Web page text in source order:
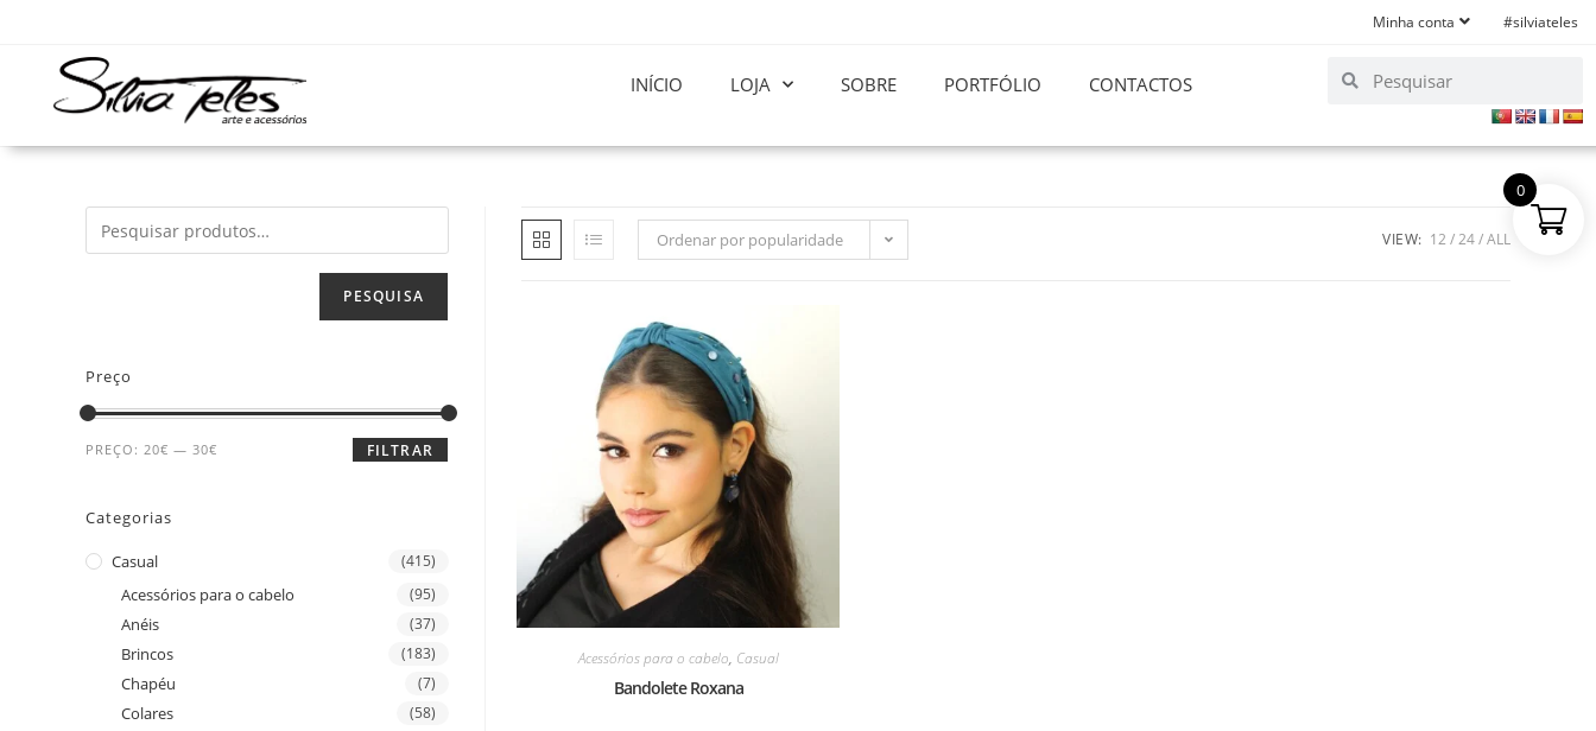
Minha conta #silviateles
INÍCIO LOJA SOBRE PORTFÓLIO CONTACTOS
Ordenar por popularidade VIEW: 12 24 ALL
Acessórios para o cabelo, Casual
Bandolete Roxana
PESQUISA
Preço
FILTRAR
PREÇO: 20€ — 30€
Categorias
Casual (415)
Acessórios para o cabelo (95)
Anéis (37)
Brincos (183)
Chapéu (7)
Colares (58)
0